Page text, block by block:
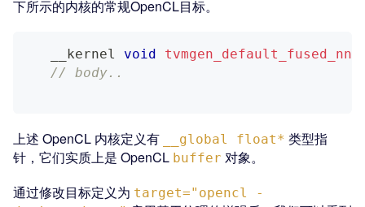
下所示的内核的常规OpenCL目标。
   __kernel
void
// body..
上述 OpenCL 内核定义有 __global float* 类型指
针，它们实质上是 OpenCL buffer 对象。
通过修改目标定义为 target="opencl -